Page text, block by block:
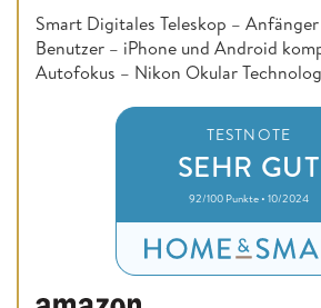
Smart Digitales Teleskop –
Benutzer – iPhone und Android
Autofokus – Nikon Okular
TESTNOTE
SEHR GUT
92/100 Punkte • 10/2024